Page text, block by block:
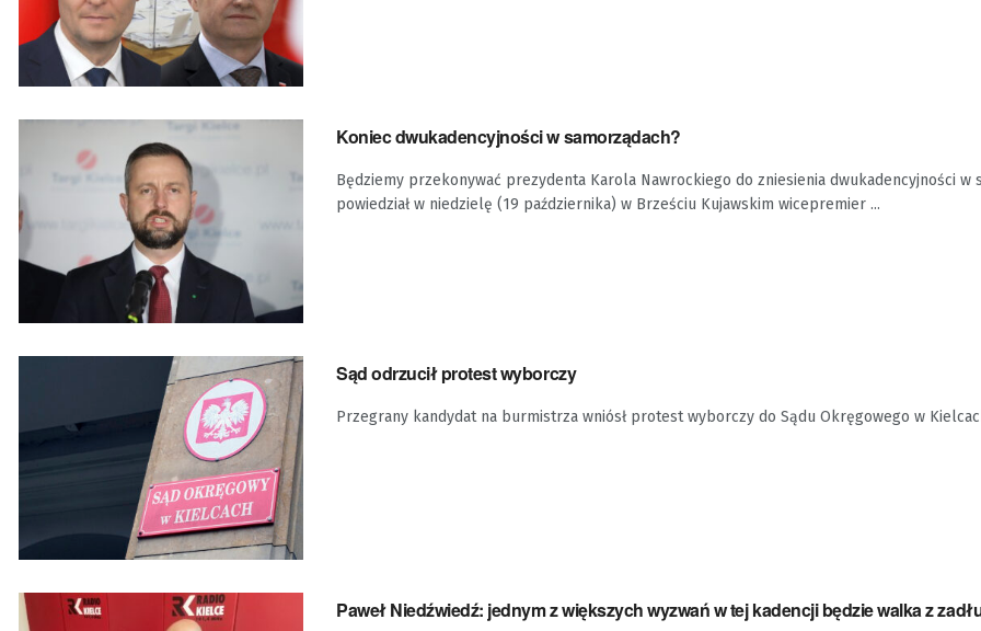
Koniec dwukadencyjności w samorządach?
Będziemy przekonywać prezydenta Karola Nawrockiego do zniesienia dwukadencyjności w
powiedział w niedzielę (19 października) w Brześciu Kujawskim wicepremier ...
Sąd odrzucił protest wyborczy
Przegrany kandydat na burmistrza wniósł protest wyborczy do Sądu Okręgowego w
Paweł Niedźwiedź: jednym z większych wyzwań w tej kadencji będzie walka z